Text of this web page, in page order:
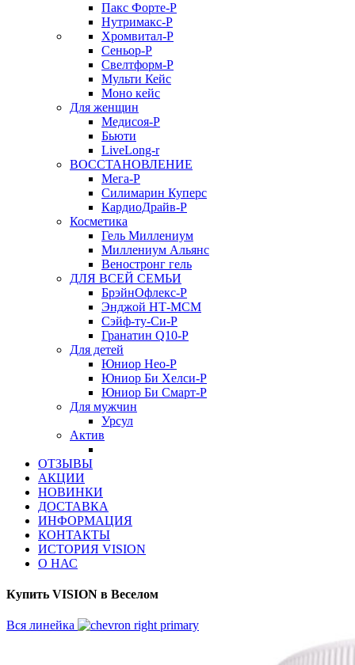
Пакс Форте-Р
Нутримакс-Р
Хромвитал-Р
Сеньор-Р
Свелтформ-Р
Мульти Кейс
Моно кейс
Для женщин
Медисоя-Р
Бьюти
LiveLong-r
ВОССТАНОВЛЕНИЕ
Мега-Р
Силимарин Куперс
КардиоДрайв-Р
Косметика
Гель Миллениум
Миллениум Альянс
Веностронг гель
ДЛЯ ВСЕЙ СЕМЬИ
БрэйнОфлекс-Р
Энджой НТ-МСМ
Сэйф-ту-Си-Р
Гранатин Q10-Р
Для детей
Юниор Нео-Р
Юниор Би Хелси-Р
Юниор Би Смарт-Р
Для мужчин
Урсул
Актив
ОТЗЫВЫ
АКЦИИ
НОВИНКИ
ДОСТАВКА
ИНФОРМАЦИЯ
КОНТАКТЫ
ИСТОРИЯ VISION
О НАС
Купить VISION в Веселом
Вся линейка